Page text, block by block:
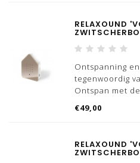
Wist jij dat
Dat is nou
RELAXOUND
Ontspanning
tegenwoordig
Ontspan met
'vogelhuizen'
Dat is nou
€49,00
RELAXOUND